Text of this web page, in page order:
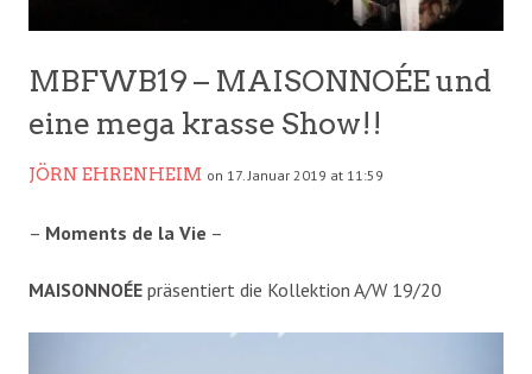
MBFWB19 – MAISONNOÉE und
eine mega krasse Show!!
JÖRN EHRENHEIM on 17. Januar 2019 at 11:59
– Moments de la Vie –
MAISONNOÉE präsentiert die Kollektion A/W 19/20